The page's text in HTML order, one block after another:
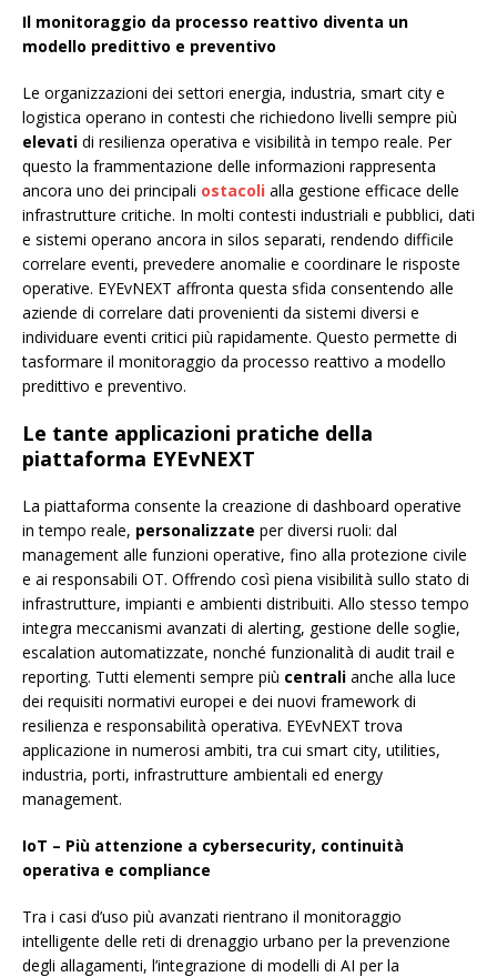
Il monitoraggio da processo reattivo diventa un
modello predittivo e preventivo
Le organizzazioni dei settori energia, industria, smart city e
logistica operano in contesti che richiedono livelli sempre più
elevati di resilienza operativa e visibilità in tempo reale. Per
questo la frammentazione delle informazioni rappresenta
ancora uno dei principali ostacoli alla gestione efficace delle
infrastrutture critiche. In molti contesti industriali e pubblici, dati
e sistemi operano ancora in silos separati, rendendo difficile
correlare eventi, prevedere anomalie e coordinare le risposte
operative. EYEvNEXT affronta questa sfida consentendo alle
aziende di correlare dati provenienti da sistemi diversi e
individuare eventi critici più rapidamente. Questo permette di
tasformare il monitoraggio da processo reattivo a modello
predittivo e preventivo.
Le tante applicazioni pratiche della
piattaforma EYEvNEXT
La piattaforma consente la creazione di dashboard operative
in tempo reale, personalizzate per diversi ruoli: dal
management alle funzioni operative, fino alla protezione civile
e ai responsabili OT. Offrendo così piena visibilità sullo stato di
infrastrutture, impianti e ambienti distribuiti. Allo stesso tempo
integra meccanismi avanzati di alerting, gestione delle soglie,
escalation automatizzate, nonché funzionalità di audit trail e
reporting. Tutti elementi sempre più centrali anche alla luce
dei requisiti normativi europei e dei nuovi framework di
resilienza e responsabilità operativa. EYEvNEXT trova
applicazione in numerosi ambiti, tra cui smart city, utilities,
industria, porti, infrastrutture ambientali ed energy
management.
IoT – Più attenzione a cybersecurity, continuità
operativa e compliance
Tra i casi d’uso più avanzati rientrano il monitoraggio
intelligente delle reti di drenaggio urbano per la prevenzione
degli allagamenti, l’integrazione di modelli di AI per la